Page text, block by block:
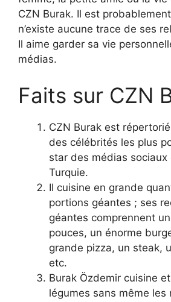
CZN Burak. Il est
n’existe aucune trace de ses
Il aime garder sa vie
médias.
Faits sur CZN
CZN Burak est répertorié
des célébrités les plus
star des médias sociaux
Turquie.
Il cuisine en grande
portions géantes ; ses
géantes comprennent
pouces, un énorme
grande pizza, un steak,
etc.
Burak Özdemir cuisine
légumes sans même les